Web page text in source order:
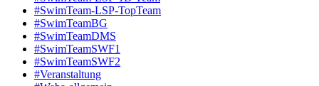
#SwimTeam-LSP-TopTeam
#SwimTeamBG
#SwimTeamDMS
#SwimTeamSWF1
#SwimTeamSWF2
#Veranstaltung